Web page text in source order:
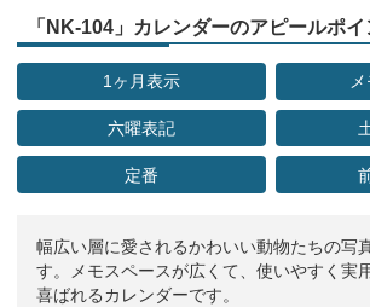
「NK-104」カレンダーのアピールポイ
1ヶ月表示
六曜表記
定番
幅広い層に愛されるかわいい動物たちの写
す。メモスペースが広くて、使いやすく実
喜ばれるカレンダーです。